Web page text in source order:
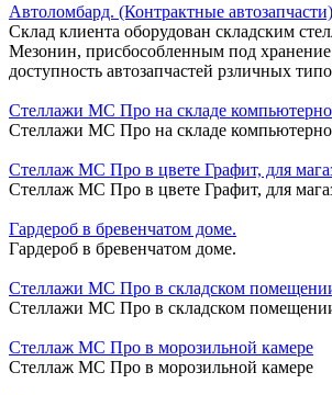
Автоломбард. (Контрактные
Склад клиента оборудован складским
Мезонин, присбособленным под
доступность автозапчастей рзличных
Стеллажи МС Про на складе
Стеллажи МС Про на складе
Стеллаж МС Про в цвете Графит, для
Стеллаж МС Про в цвете Графит, для
Гардероб в бревенчатом доме.
Гардероб в бревенчатом доме.
Стеллажи МС Про в складском
Стеллажи МС Про в складском
Стеллаж МС Про в морозильной камере
Стеллаж МС Про в морозильной камере